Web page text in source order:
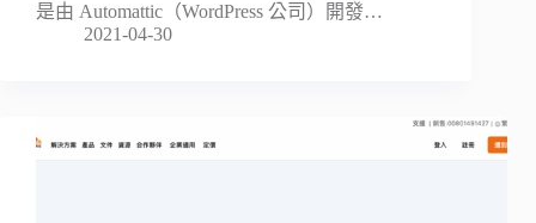
是由 Automattic（WordPress 公司）開發…
2021-04-30